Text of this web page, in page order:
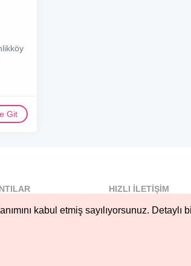
kabul etmiş sayılıyorsunuz. Detaylı
Git
HIZLI İLETIŞIM